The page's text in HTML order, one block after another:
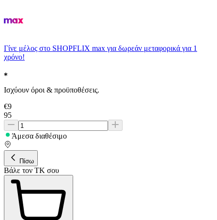
Γίνε μέλος στο SHOPFLIX max για δωρεάν μεταφορικά για 1
χρόνο!
Ισχύουν όροι & προϋποθέσεις.
€9
95
Άμεσα διαθέσιμο
Πίσω
Βάλε τον ΤΚ σου